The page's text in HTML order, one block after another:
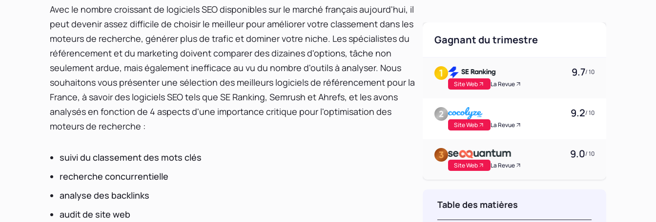
Avec le nombre croissant de logiciels SEO disponibles sur le marché français aujourd'hui, il
peut devenir assez difficile de choisir le meilleur pour améliorer votre classement dans les
moteurs de recherche, générer plus de trafic et dominer votre niche. Les spécialistes du
référencement et du marketing doivent comparer des dizaines d'options, tâche non
seulement ardue, mais également inefficace au vu du nombre d'outils à analyser. Nous
souhaitons vous présenter une sélection des meilleurs logiciels de référencement pour la
France, à savoir des logiciels SEO tels que SE Ranking, Semrush et Ahrefs, et les avons
analysés en fonction de 4 aspects d'une importance critique pour l'optimisation des
moteurs de recherche :
suivi du classement des mots clés
recherche concurrentielle
analyse des backlinks
audit de site web
Gagnant du trimestre
9.7/ 10
Site Web
La Revue
9.2/ 10
Site Web
La Revue
9.0/ 10
Site Web
La Revue
Table des matières